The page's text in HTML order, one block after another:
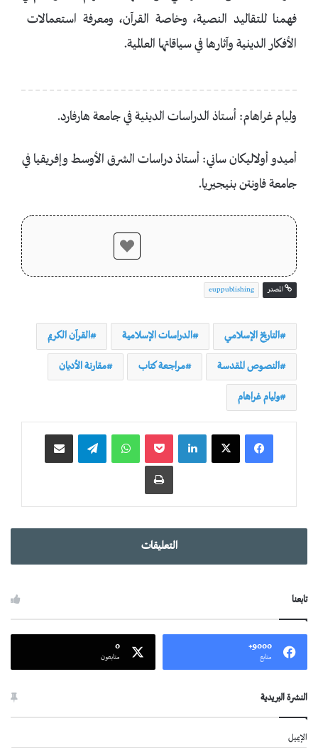
فهمنا للتقاليد النصية، وخاصة القرآن، ومعرفة استعمالات
الأفكار الدينية وآثارها في سياقاتها العالمية.
وليام غراهام: أستاذ الدراسات الدينية في جامعة هارفارد.
أميدو أولاليكان ساني: أستاذ دراسات الشرق الأوسط وإفريقيا في
جامعة فاونتن بنيجيريا.
المصدر euppublishing
التاريخ الإسلامي الدراسات الإسلامية القرآن الكريم
النصوص المقدسة مراجعة كتاب مقارنة الأديان
وليام غراهام
واتساب
التعليقات
تابعنا
9000+
متابع
0
متابعون
النشرة البريدية
الإيميل